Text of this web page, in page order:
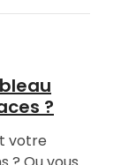
?
votre